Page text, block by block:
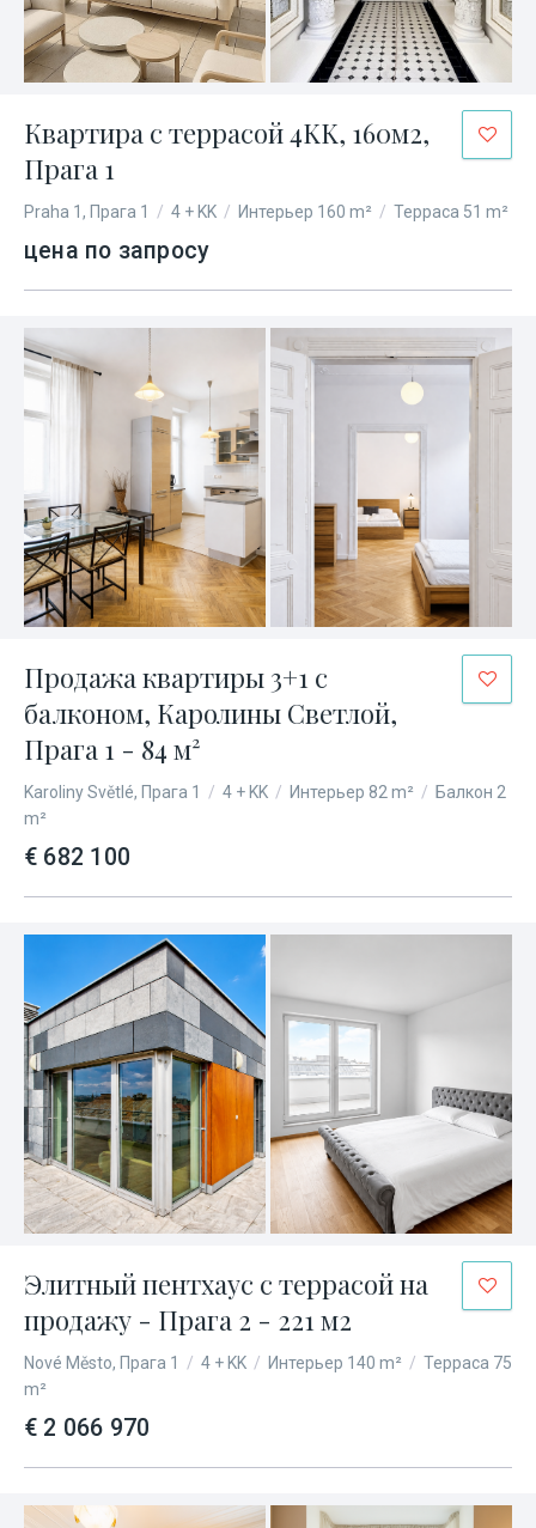
Квартира с террасой 4KK, 160м2,
Прага 1
Praha 1, Прага 1 / 4 + KK / Интерьер 160 m² / Терраса 51 m²
цена по запросу
Продажа квартиры 3+1 с
балконом, Каролины Светлой,
Прага 1 - 84 м²
Karoliny Světlé, Прага 1 / 4 + KK / Интерьер 82 m² / Балкон 2
m²
€ 682 100
Элитный пентхаус с террасой на
продажу - Прага 2 - 221 м2
Nové Město, Прага 1 / 4 + KK / Интерьер 140 m² / Терраса 75
m²
€ 2 066 970